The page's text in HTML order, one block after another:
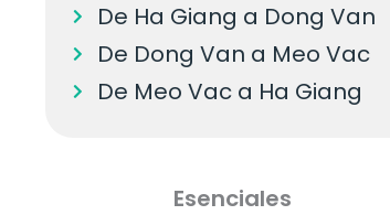
De Ha Giang a Dong Van
De Dong Van a Meo Vac
De Meo Vac a Ha Giang
Esenciales